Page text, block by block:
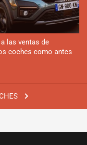
las ventas de
coches como antes